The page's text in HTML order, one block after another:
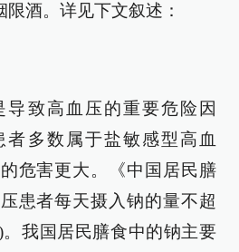
酒。详见下文叙述：
致高血压的重要危险因
多数属于盐敏感型高血
危害更大。《中国居民膳
患者每天摄入钠的量不超
。我国居民膳食中的钠主要